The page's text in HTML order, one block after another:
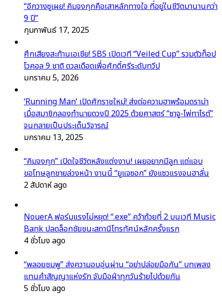
“อีกวางซูเผย! คิมจงกุกคือเสาหลักทางใจ ที่อยู่ในชีวิตมานานกว่า
9 ปี”
กุมภาพันธ์ 17, 2025
ศึกเสียงสะท้านเอเชีย! SBS เปิดเวที “Veiled Cup” รวมตัวท็อป
โวคอล 9 ชาติ ดวลเดือดเพื่อศักดิ์ศรีระดับทวีป
มกราคม 5, 2026
‘Running Man’ เปิดศักราชใหม่! ส่งต่อความฮาพร้อมดราม่า
เมื่อสมาชิกลองทำนายดวงปี 2025 ด้วยศาสตร์ “ซาจู-ไพ่ทาโรต์”
จนกลายเป็นประเด็นวิจารณ์
มกราคม 13, 2025
“คิมจงกุก” เปิดใจชีวิตหลังแต่งงาน! เผยอยากมีลูก แต่แอบ
ขอโทษลูกชายล่วงหน้า งานนี้ “ยูแจซอก” ยังแซวแรงจนฮาลั่น
2 สัปดาห์ ago
NouerA ฟอร์มแรงไม่หยุด! “.exe” คว้าถ้วยที่ 2 บนเวที Music
Bank ปลดล็อกชัยชนะสถานีโทรทัศน์หลักครั้งแรก
4 ชั่วโมง ago
“พลอยชมพู” ส่งความอบอุ่นผ่าน “อย่าปล่อยมือกัน” บทเพลง
แทนคำสัญญาแห่งรัก จับมือฝ่าทุกวันร้ายไปด้วยกัน
5 ชั่วโมง ago